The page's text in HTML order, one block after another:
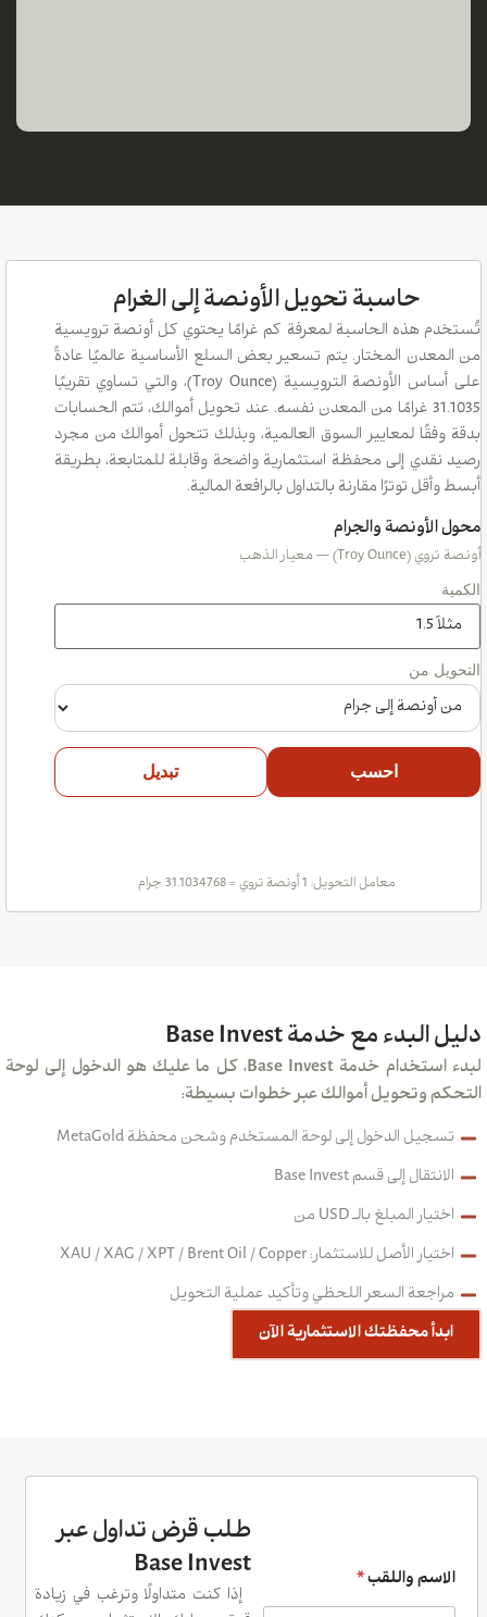
حاسبة تحويل الأونصة إلى الغرام
تُستخدم هذه الحاسبة لمعرفة كم غرامًا يحتوي كل أونصة ترويسية
من المعدن المختار. يتم تسعير بعض السلع الأساسية عالميًا عادةً
على أساس الأونصة الترويسية (Troy Ounce)، والتي تساوي تقريبًا
31.1035 غرامًا من المعدن نفسه. عند تحويل أموالك، تتم الحسابات
بدقة وفقًا لمعايير السوق العالمية، وبذلك تتحول أموالك من مجرد
رصيد نقدي إلى محفظة استثمارية واضحة وقابلة للمتابعة، بطريقة
أبسط وأقل توترًا مقارنة بالتداول بالرافعة المالية.
محول الأونصة والجرام
أونصة تروي (Troy Ounce) — معيار الذهب
الكمية
التحويل من
احسب تبديل
معامل التحويل: 1 أونصة تروي = 31.1034768 جرام
دليل البدء مع خدمة Base Invest
لبدء استخدام خدمة Base Invest، كل ما عليك هو الدخول إلى لوحة
التحكم وتحويل أموالك عبر خطوات بسيطة:
تسجيل الدخول إلى لوحة المستخدم وشحن محفظة MetaGold
الانتقال إلى قسم Base Invest
اختيار المبلغ بالـ USD من
اختيار الأصل للاستثمار: XAU / XAG / XPT / Brent Oil / Copper
مراجعة السعر اللحظي وتأكيد عملية التحويل
ابدأ محفظتك الاستثمارية الآن
الاسم واللقب*
طلب قرض تداول عبر
Base Invest
إذا كنت متداولًا وترغب في زيادة